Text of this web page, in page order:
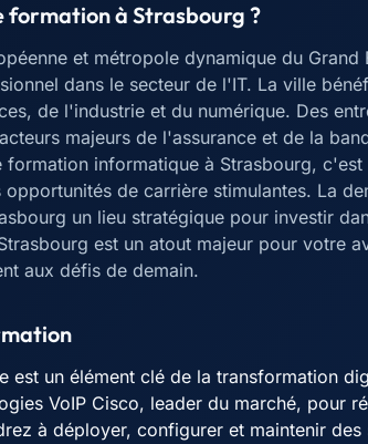
formation à Strasbourg ?
et métropole dynamique du
dans le secteur de l'IT. La ville
de l'industrie et du numérique. Des
majeurs de l'assurance et de la
formation informatique à Strasbourg,
de carrière stimulantes. La
un lieu stratégique pour investir
est un atout majeur pour votre
aux défis de demain.
est un élément clé de la transformation
VoIP Cisco, leader du marché, pour
à déployer, configurer et maintenir